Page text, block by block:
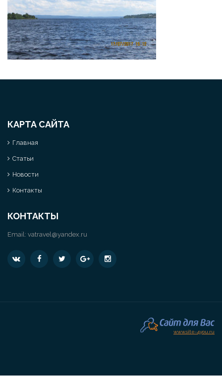
КАРТА САЙТА
Главная
Статьи
Новости
Контакты
КОНТАКТЫ
Email: vatravel@yandex.ru
www.site-4you.ru